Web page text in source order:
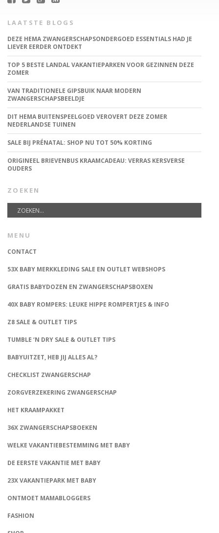
LAATSTE BLOGS
DEZE HEMA ZWANGERSCHAPSONDERGOED ESSENTIALS HAD JE
LIEVER EERDER ONTDEKT
TOP 5 BESTE LANDAL VAKANTIEPARKEN VOOR GEZINNEN DEZE
ZOMER
VAN TRADITIONELE GIPSBUIK NAAR MODERN
ZWANGERSCHAPSBEELDJE
DIT HEMA BUITENSPEELGOED VEROVERT DEZE ZOMER
NEDERLANDSE TUINEN
SALE BIJ PRÉNATAL: SHOP NU TOT 50% KORTING
ORIGINEEL BRIEVENBUS KRAAMCADEAU: VERRAS KERSVERSE
OUDERS
ZOEKEN
MENU
CONTACT
53X BABY MERKKLEDING SALE EN OUTLET WEBSHOPS
GRATIS BABYDOZEN EN ZWANGERSCHAPSBOXEN
40X BABY ROMPERS: LEUKE HIPPE ROMPERTJES & INFO
Z8 SALE & OUTLET TIPS
TUMBLE ‘N DRY SALE & OUTLET TIPS
BABYUITZET, HEB JIJ ALLES AL?
CHECKLIST ZWANGERSCHAP
ZORGVERZEKERING ZWANGERSCHAP
HET KRAAMPAKKET
36X ZWANGERSCHAPSBOEKEN
WELKE VAKANTIEBESTEMMING MET BABY
DE EERSTE VAKANTIE MET BABY
23X VAKANTIEPARK MET BABY
ONTMOET MAMABLOGGERS
FASHION